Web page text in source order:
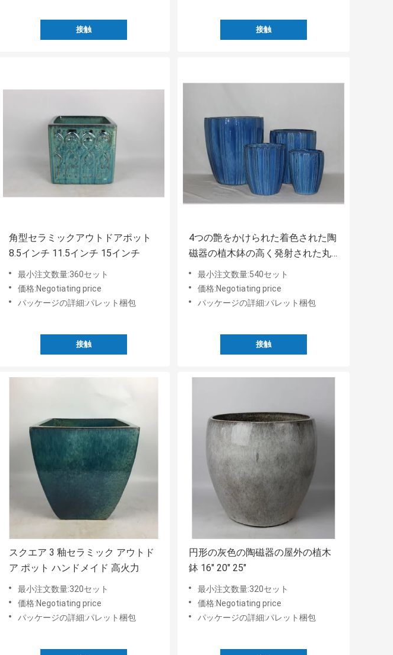
接触 接触
角型セラミックアウトドアポット
8.5インチ 11.5インチ 15インチ
最小注文数量:360セット
価格:Negotiating price
パッケージの詳細:パレット梱包
接触
4つの艶をかけられた着色された陶
磁器の植木鉢の高く発射された丸
最小注文数量:540セット
価格:Negotiating price
パッケージの詳細:パレット梱包
接触
スクエア 3 釉セラミック アウトド
ア ポット ハンドメイド 高火力
最小注文数量:320セット
価格:Negotiating price
パッケージの詳細:パレット梱包
円形の灰色の陶磁器の屋外の植木
鉢 16" 20" 25"
最小注文数量:320セット
価格:Negotiating price
パッケージの詳細:パレット梱包